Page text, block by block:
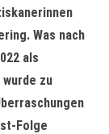
Was nach
als
zu
Folge